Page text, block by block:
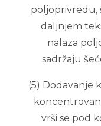
poljoprivredu,
daljnjem
nalaza
sadržaju
(5) Dodavanje
vrši se pod